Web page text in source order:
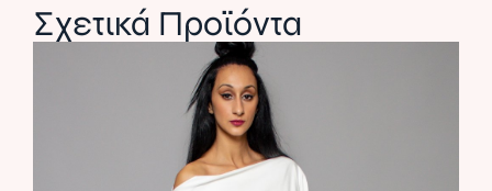
Σχετικά Προϊόντα